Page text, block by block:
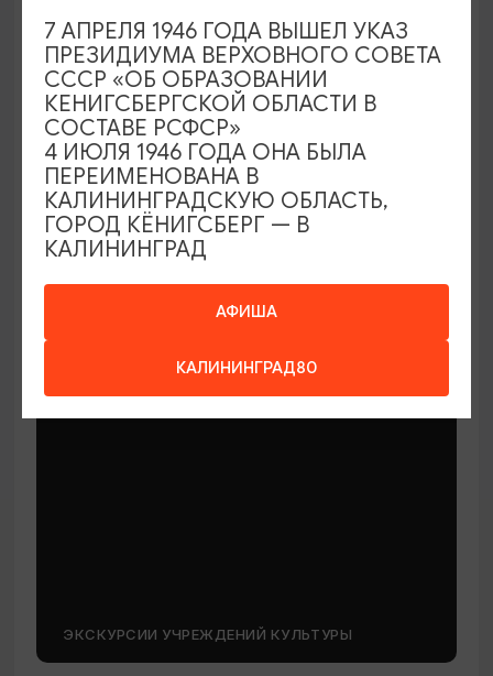
МАСТЕР-КЛАССЫ
Мастер-классы по керамике Елены
Бодяковой
Калининград, ул. Баранова, 45
ЭКСКУРСИИ УЧРЕЖДЕНИЙ КУЛЬТУРЫ
АФИША
КАЛИНИНГРАД80
7 АПРЕЛЯ 1946 ГОДА ВЫШЕЛ УКАЗ
ПРЕЗИДИУМА ВЕРХОВНОГО СОВЕТА
СССР «ОБ ОБРАЗОВАНИИ
КЕНИГСБЕРГСКОЙ ОБЛАСТИ В
СОСТАВЕ РСФСР»
4 ИЮЛЯ 1946 ГОДА ОНА БЫЛА
ПЕРЕИМЕНОВАНА В
КАЛИНИНГРАДСКУЮ ОБЛАСТЬ,
ГОРОД КЁНИГСБЕРГ — В
КАЛИНИНГРАД